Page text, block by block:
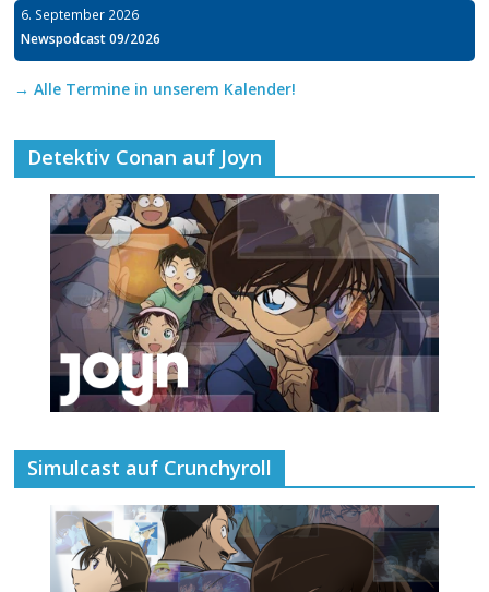
6. September 2026
Newspodcast 09/2026
→ Alle Termine in unserem Kalender!
Detektiv Conan auf Joyn
Simulcast auf Crunchyroll